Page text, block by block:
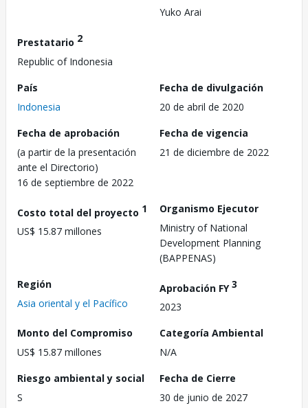
Yuko Arai
Prestatario 2
Republic of Indonesia
País
Indonesia
Fecha de divulgación
20 de abril de 2020
Fecha de aprobación
(a partir de la presentación
ante el Directorio)
16 de septiembre de 2022
Fecha de vigencia
21 de diciembre de 2022
Costo total del proyecto 1
US$ 15.87 millones
Organismo Ejecutor
Ministry of National
Development Planning
(BAPPENAS)
Región
Asia oriental y el Pacífico
Aprobación FY3
2023
Monto del Compromiso
US$ 15.87 millones
Categoría Ambiental
N/A
Riesgo ambiental y social
S
Fecha de Cierre
30 de junio de 2027